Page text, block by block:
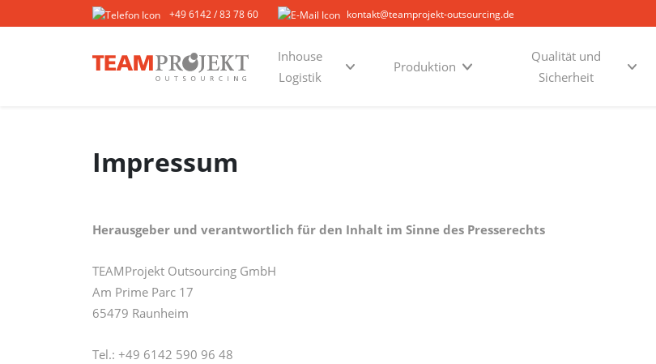
+49 6142 / 83 78 60 kontakt@teamprojekt-outsourcing.de
Inhouse
Logistik
Produktion
Qualität und
Sicherheit
Impressum
Herausgeber und verantwortlich für den Inhalt im Sinne des Presserechts
TEAMProjekt Outsourcing GmbH
Am Prime Parc 17
65479 Raunheim
Tel.: +49 6142 590 96 48